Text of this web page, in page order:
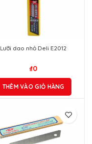
Lưỡi dao nhỏ Deli E2012
₫0
THÊM VÀO GIỎ HÀNG